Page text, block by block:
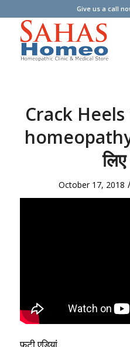
Give us a call
Crack
October 17, 2018